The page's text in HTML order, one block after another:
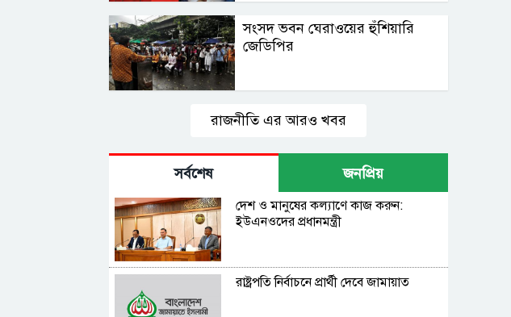
সংসদ ভবন ঘেরাওয়ের হুঁশিয়ারি
জেডিপির
রাজনীতি এর আরও খবর
সর্বশেষ জনপ্রিয়
দেশ ও মানুষের কল্যাণে কাজ করুন:
ইউএনওদের প্রধানমন্ত্রী
রাষ্ট্রপতি নির্বাচনে প্রার্থী দেবে জামায়াত